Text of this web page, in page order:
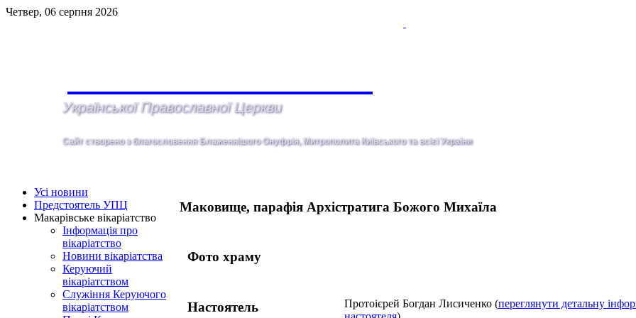
Четвер, 06 серпня 2026
Української Православної Церкви
Сайт створено з благословення Блаженнiшого Онуфрія, Митрополита Київського та всiєї України
Маковище, парафія Архістратига Божого Михаїла
Фото храму
Настоятель Протоієрей Богдан Лисиченко (переглянути детальну
Усі новини
Предстоятель УПЦ
Макарівське вікаріатство
Інформація про
вікаріатство
Новини вікаріатства
Керуючий
вікаріатством
Служіння Керуючого
вікаріатством